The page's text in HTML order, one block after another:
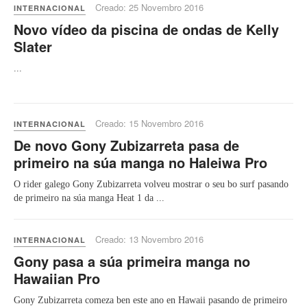
INTERNACIONAL Creado: 25 Novembro 2016
Novo vídeo da piscina de ondas de Kelly
Slater
...
INTERNACIONAL Creado: 15 Novembro 2016
De novo Gony Zubizarreta pasa de
primeiro na súa manga no Haleiwa Pro
O rider galego Gony Zubizarreta volveu mostrar o seu bo surf pasando
de primeiro na súa manga Heat 1 da ...
INTERNACIONAL Creado: 13 Novembro 2016
Gony pasa a súa primeira manga no
Hawaiian Pro
Gony Zubizarreta comeza ben este ano en Hawaii pasando de primeiro